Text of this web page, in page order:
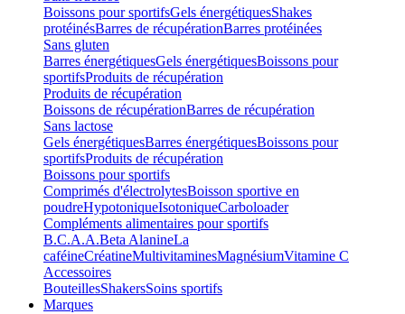
Boissons pour sportifsGels énergétiquesShakes
protéinésBarres de récupérationBarres protéinées
Sans gluten
Barres énergétiquesGels énergétiquesBoissons pour
sportifsProduits de récupération
Produits de récupération
Boissons de récupérationBarres de récupération
Sans lactose
Gels énergétiquesBarres énergétiquesBoissons pour
sportifsProduits de récupération
Boissons pour sportifs
Comprimés d'électrolytesBoisson sportive en
poudreHypotoniqueIsotoniqueCarboloader
Compléments alimentaires pour sportifs
B.C.A.A.Beta AlanineLa
caféineCréatineMultivitaminesMagnésiumVitamine C
Accessoires
BouteillesShakersSoins sportifs
Marques